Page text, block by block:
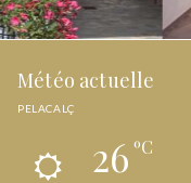
Météo actuelle
PELACALÇ
26ºC